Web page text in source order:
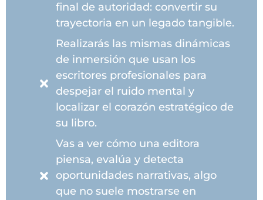
final de autoridad: convertir su
trayectoria en un legado tangible.
Realizarás las mismas dinámicas
de inmersión que usan los
escritores profesionales para
despejar el ruido mental y
localizar el corazón estratégico de
su libro.
Vas a ver cómo una editora
piensa, evalúa y detecta
oportunidades narrativas, algo
que no suele mostrarse en